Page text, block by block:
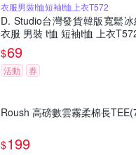
衣服男裝t恤短袖t恤上衣T572
D. Studio台灣發貨韓版寬鬆
衣服 男裝 t恤 短袖t恤 上衣
$69
活動 券
Roush 高磅數雲霧柔棉長
$199